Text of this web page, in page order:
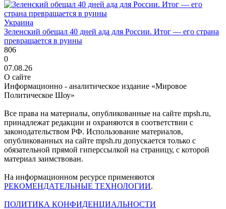
Украина
Зеленский обещал 40 дней ада для России. Итог — его страна
превращается в руины
806
0
07.08.26
О сайте
Информационно - аналитическое издание «Мировое
Политическое Шоу»
Все права на материалы, опубликованные на сайте mpsh.ru,
принадлежат редакции и охраняются в соответствии с
законодательством РФ. Использование материалов,
опубликованных на сайте mpsh.ru допускается только с
обязательной прямой гиперссылкой на страницу, с которой
материал заимствован.
На информационном ресурсе применяются
РЕКОМЕНДАТЕЛЬНЫЕ ТЕХНОЛОГИИ.
ПОЛИТИКА КОНФИДЕНЦИАЛЬНОСТИ